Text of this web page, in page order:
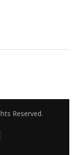
Reserved.